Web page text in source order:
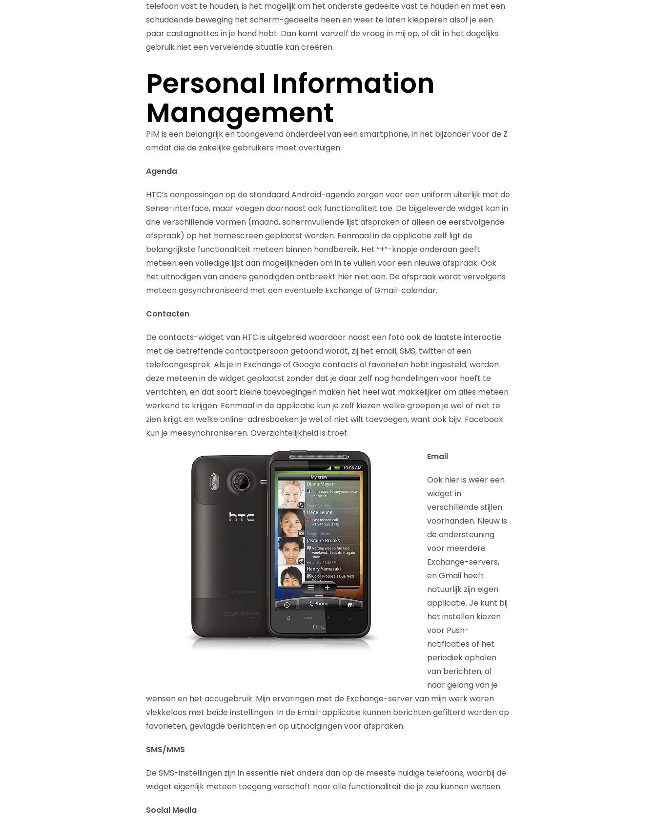
telefoon vast te houden, is het mogelijk om het onderste gedeelte vast te houden en met een
schuddende beweging het scherm-gedeelte heen en weer te laten klepperen alsof je een
paar castagnettes in je hand hebt. Dan komt vanzelf de vraag in mij op, of dit in het dagelijks
gebruik niet een vervelende situatie kan creëren.
Personal Information
Management
PIM is een belangrijk en toongevend onderdeel van een smartphone, in het bijzonder voor de Z
omdat die de zakelijke gebruikers moet overtuigen.
Agenda
HTC’s aanpassingen op de standaard Android-agenda zorgen voor een uniform uiterlijk met de
Sense-interface, maar voegen daarnaast ook functionaliteit toe. De bijgeleverde widget kan in
drie verschillende vormen (maand, schermvullende lijst afspraken of alleen de eerstvolgende
afspraak) op het homescreen geplaatst worden. Eenmaal in de applicatie zelf ligt de
belangrijkste functionaliteit meteen binnen handbereik. Het “+”-knopje onderaan geeft
meteen een volledige lijst aan mogelijkheden om in te vullen voor een nieuwe afspraak. Ook
het uitnodigen van andere genodigden ontbreekt hier niet aan. De afspraak wordt vervolgens
meteen gesynchroniseerd met een eventuele Exchange of Gmail-calendar.
Contacten
De contacts-widget van HTC is uitgebreid waardoor naast een foto ook de laatste interactie
met de betreffende contactpersoon getoond wordt, zij het email, SMS, twitter of een
telefoongesprek. Als je in Exchange of Google contacts al favorieten hebt ingesteld, worden
deze meteen in de widget geplaatst zonder dat je daar zelf nog handelingen voor hoeft te
verrichten, en dat soort kleine toevoegingen maken het heel wat makkelijker om alles meteen
werkend te krijgen. Eenmaal in de applicatie kun je zelf kiezen welke groepen je wel of niet te
zien krijgt en welke online-adresboeken je wel of niet wilt toevoegen, want ook bijv. Facebook
kun je meesynchroniseren. Overzichtelijkheid is troef.
Email
Ook hier is weer een
widget in
verschillende stijlen
voorhanden. Nieuw is
de ondersteuning
voor meerdere
Exchange-servers,
en Gmail heeft
natuurlijk zijn eigen
applicatie. Je kunt bij
het instellen kiezen
voor Push-
notificaties of het
periodiek ophalen
van berichten, al
naar gelang van je
wensen en het accugebruik. Mijn ervaringen met de Exchange-server van mijn werk waren
vlekkeloos met beide instellingen. In de Email-applicatie kunnen berichten gefilterd worden op
favorieten, gevlagde berichten en op uitnodigingen voor afspraken.
SMS/MMS
De SMS-instellingen zijn in essentie niet anders dan op de meeste huidige telefoons, waarbij de
widget eigenlijk meteen toegang verschaft naar alle functionaliteit die je zou kunnen wensen.
Social Media